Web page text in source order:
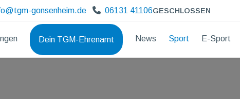
gonsenheim.de 06131 41106GESCHLOSSEN
Dein TGM-Ehrenamt News Sport E-Sport